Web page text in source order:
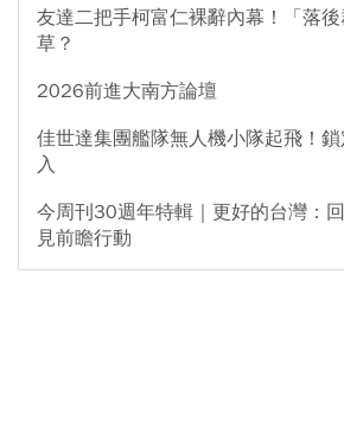
友達二把手柯富仁裸辭內幕！「落
草？
2026前進大南方論壇
佳世達集團艦隊無人機小隊起飛！
入
今周刊30週年特輯｜更好的台灣：
見前瞻行動